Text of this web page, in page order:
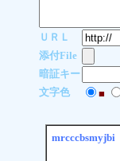
ＵＲＬ
添付File
暗証キー
文字色
■
mrcccbsmyjbi